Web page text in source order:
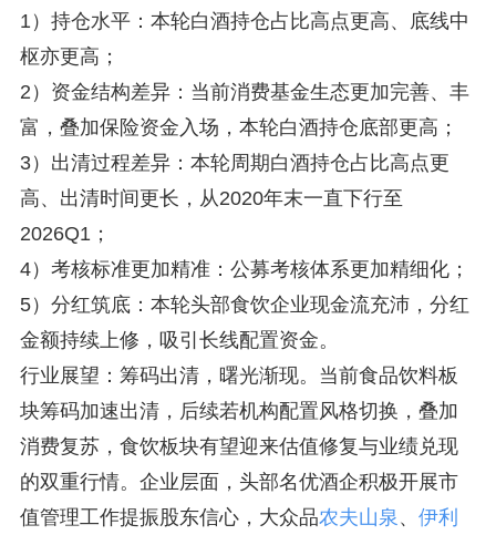
1）持仓水平：本轮白酒持仓占比高点更高、底线中
枢亦更高；
2）资金结构差异：当前消费基金生态更加完善、丰
富，叠加保险资金入场，本轮白酒持仓底部更高；
3）出清过程差异：本轮周期白酒持仓占比高点更
高、出清时间更长，从2020年末一直下行至
2026Q1；
4）考核标准更加精准：公募考核体系更加精细化；
5）分红筑底：本轮头部食饮企业现金流充沛，分红
金额持续上修，吸引长线配置资金。
行业展望：筹码出清，曙光渐现。当前食品饮料板
块筹码加速出清，后续若机构配置风格切换，叠加
消费复苏，食饮板块有望迎来估值修复与业绩兑现
的双重行情。企业层面，头部名优酒企积极开展市
值管理工作提振股东信心，大众品农夫山泉 、 伊利